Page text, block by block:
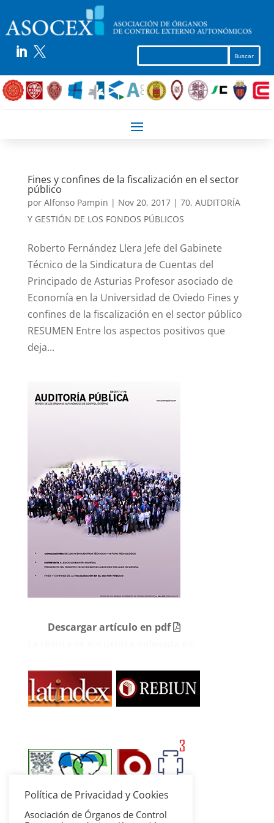
 
Fines y confines de la fiscalización en el sector
público
por Alfonso Pampin | Nov 20, 2017| 70, AUDITORÍA
Y GESTIÓN DE LOS FONDOS PÚBLICOS
Roberto Fernández Llera Jefe del Gabinete
Técnico de la Sindicatura de Cuentas del
Principado de Asturias Profesor asociado de
Economía en la Universidad de Oviedo Fines y
confines de la fiscalización en el sector público
RESUMEN Entre los aspectos positivos que
deja...
Descargar artículo en pdf
Política de Privacidad y Cookies
Asociación de Órganos de Control